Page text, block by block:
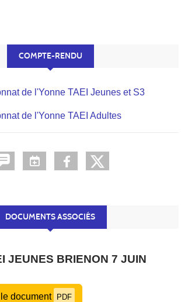
COMPTE-RENDU
de l'Yonne TAEI Jeunes et S3
de l'Yonne TAEI Adultes
DOCUMENTS ASSOCIÉS
JEUNES BRIENON 7 JUIN
document PDF